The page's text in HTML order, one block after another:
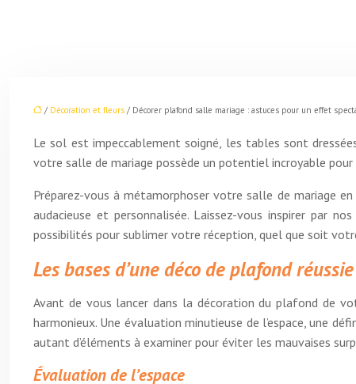
/ Décoration et fleurs / Décorer plafond salle mariage : astuces pour un effet
Le sol est impeccablement soigné, les tables sont
votre salle de mariage possède un potentiel incroyable
Préparez-vous à métamorphoser votre salle de mariage
audacieuse et personnalisée. Laissez-vous inspirer par
possibilités pour sublimer votre réception, quel que soit
Les bases d’une déco de plafond réussie
Avant de vous lancer dans la décoration du plafond de
harmonieux. Une évaluation minutieuse de l’espace, une
autant d’éléments à examiner pour éviter les mauvaises
Évaluation de l’espace